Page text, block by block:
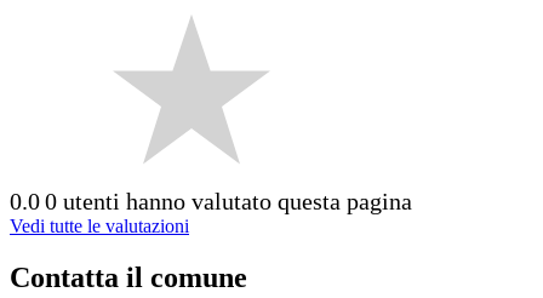
0.00 utenti hanno valutato questa pagina
Vedi tutte le valutazioni
Contatta il comune